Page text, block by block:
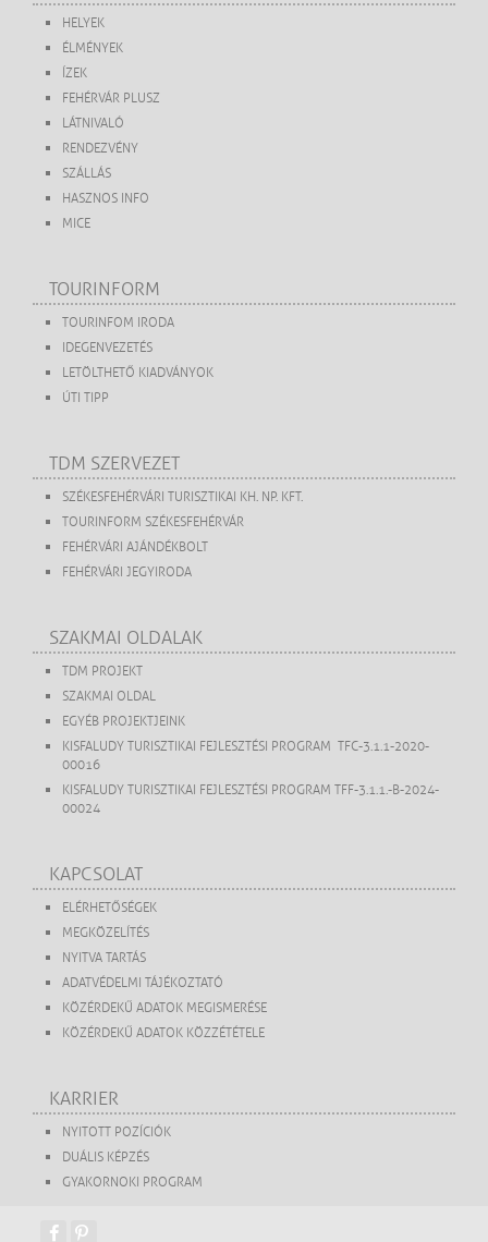
HELYEK
ÉLMÉNYEK
ÍZEK
FEHÉRVÁR PLUSZ
LÁTNIVALÓ
RENDEZVÉNY
SZÁLLÁS
HASZNOS INFO
MICE
TOURINFORM
TOURINFOM IRODA
IDEGENVEZETÉS
LETÖLTHETŐ KIADVÁNYOK
ÚTI TIPP
TDM SZERVEZET
SZÉKESFEHÉRVÁRI TURISZTIKAI KH. NP. KFT.
TOURINFORM SZÉKESFEHÉRVÁR
FEHÉRVÁRI AJÁNDÉKBOLT
FEHÉRVÁRI JEGYIRODA
SZAKMAI OLDALAK
TDM PROJEKT
SZAKMAI OLDAL
EGYÉB PROJEKTJEINK
KISFALUDY TURISZTIKAI FEJLESZTÉSI PROGRAM TFC-3.1.1-2020-
00016
KISFALUDY TURISZTIKAI FEJLESZTÉSI PROGRAM TFF-3.1.1.-B-2024-
00024
KAPCSOLAT
ELÉRHETŐSÉGEK
MEGKÖZELÍTÉS
NYITVA TARTÁS
ADATVÉDELMI TÁJÉKOZTATÓ
KÖZÉRDEKŰ ADATOK MEGISMERÉSE
KÖZÉRDEKŰ ADATOK KÖZZÉTÉTELE
KARRIER
NYITOTT POZÍCIÓK
DUÁLIS KÉPZÉS
GYAKORNOKI PROGRAM